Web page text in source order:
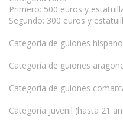
Primero: 500 euros y
Segundo: 300 euros y
Categoría de guiones
Categoría de guiones
Categoría de guiones
Categoría juvenil (hasta 21